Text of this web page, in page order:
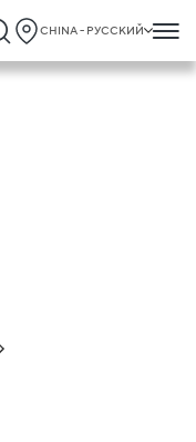
CHINA - РУССКИЙ